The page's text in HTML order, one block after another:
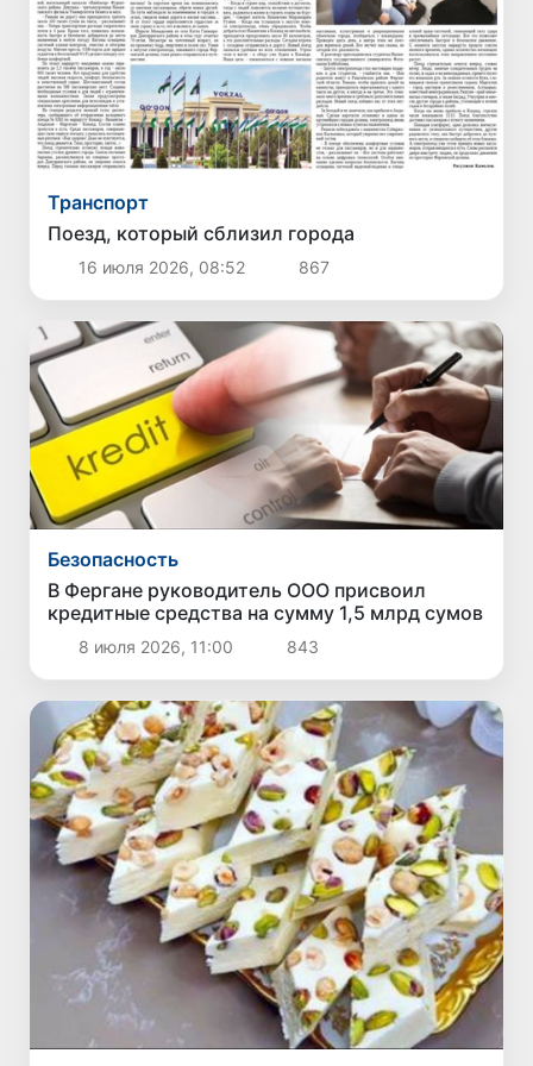
Транспорт
Поезд, который сблизил города
16 июля 2026, 08:52 867
Безопасность
В Фергане руководитель ООО присвоил
кредитные средства на сумму 1,5 млрд сумов
8 июля 2026, 11:00 843